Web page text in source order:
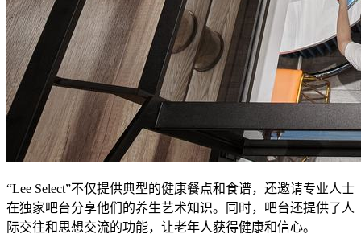
“Lee Select”不仅提供典型的健康餐点和食谱，还邀请专业人士
在独家吧台分享他们的养生艺术知识。同时，吧台还提供了人
际交往和思想交流的功能，让老年人获得健康和信心。